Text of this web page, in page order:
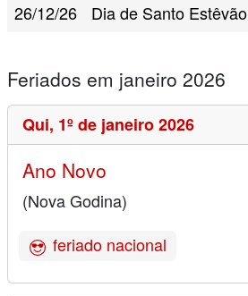
26/12/26
Dia de Santo Estêvão
Feriados em janeiro 2026
Qui, 1º de janeiro 2026
Ano Novo
(Nova Godina)
feriado nacional